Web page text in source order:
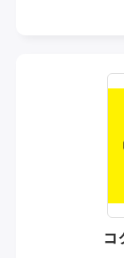
り続けるため、ワ
と生産性の両立を
「売って喜び」「
現化を目指し、社
コ